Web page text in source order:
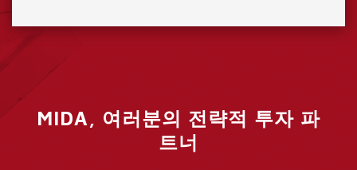
MIDA, 여러분의 전략적 투자 파
트너